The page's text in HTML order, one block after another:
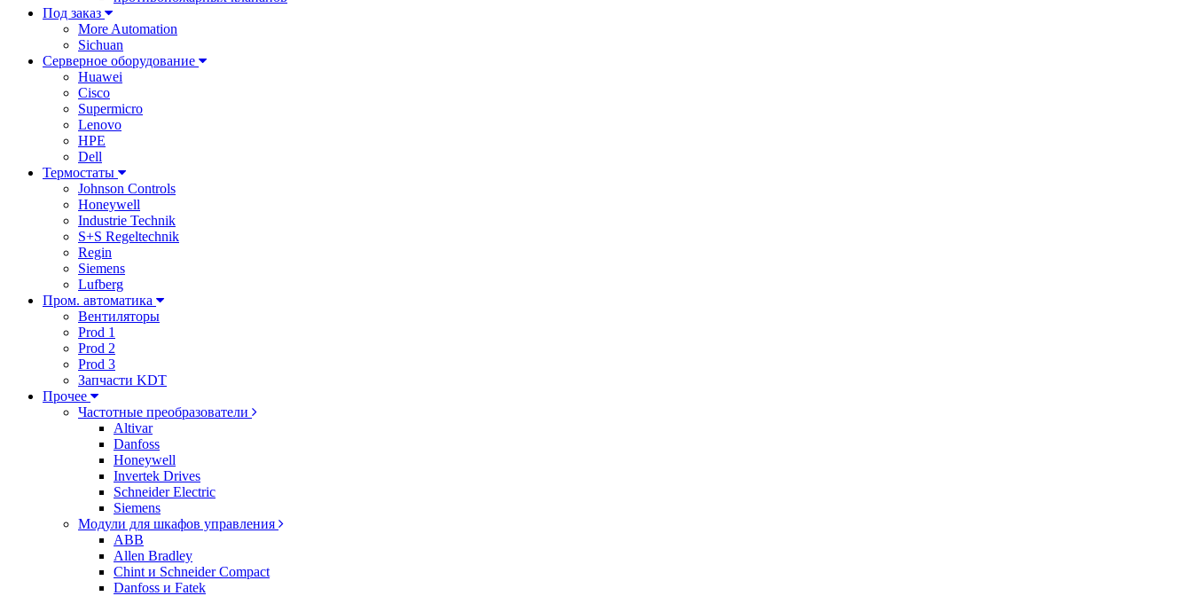
Под заказ
More Automation
Sichuan
Серверное оборудование
Huawei
Cisco
Supermicro
Lenovo
HPE
Dell
Термостаты
Johnson Controls
Honeywell
Industrie Technik
S+S Regeltechnik
Regin
Siemens
Lufberg
Пром. автоматика
Вентиляторы
Prod 1
Prod 2
Prod 3
Запчасти KDT
Прочее
Частотные преобразователи
Altivar
Danfoss
Honeywell
Invertek Drives
Schneider Electric
Siemens
Модули для шкафов управления
ABB
Allen Bradley
Chint и Schneider Compact
Danfoss и Fatek